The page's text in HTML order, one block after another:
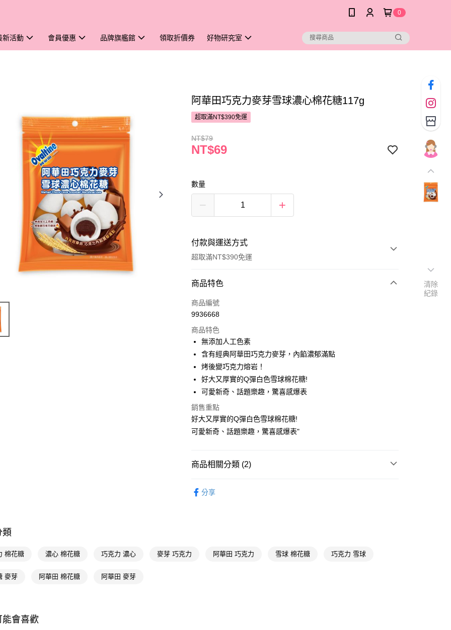
0
新活動 會員優惠 品牌旗艦館 領取折價券 好物研究室
阿華田巧克力麥芽雪球濃心棉花糖117g
超取滿NT$390免運
NT$79
NT$69
數量
付款與運送方式
超取滿NT$390免運
付款方式
POYA支付
超商取貨付款
LINE Pay
Apple Pay
街口支付
悠遊付
Google Pay
相關說明
便利好安心！
１．簡單：不需註冊會員、不需綁卡、不需儲值。
付」結帳頁面，進行簡訊認證並確認金額後，即可完成結帳。
商品特色
商品編號
9936668
商品特色
無添加人工色素
含有經典阿華田巧克力麥芽，內餡濃郁滿點
烤後變巧克力熔岩！
好大又厚實的Q彈白色雪球棉花糖!
可愛新奇、話題樂趣，驚喜感爆表
銷售重點
好大又厚實的Q彈白色雪球棉花糖!
可愛新奇、話題樂趣，驚喜感爆表"
商品相關分類 (2)
分享
類
棉花糖 濃心 棉花糖 巧克力 濃心 麥芽 巧克力 阿華田 巧克力 雪球 棉花糖 巧克力 雪球
麥芽 阿華田 棉花糖 阿華田 麥芽
能會喜歡
清除
紀錄